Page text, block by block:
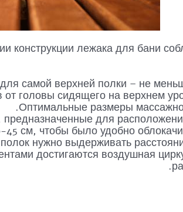
конструкции лежака для бани
для самой верхней полки – не
от головы сидящего на верхнем
Оптимальные размеры
предназначенные для
45 см, чтобы было удобно
нужно выдерживать
достигаются воздушная